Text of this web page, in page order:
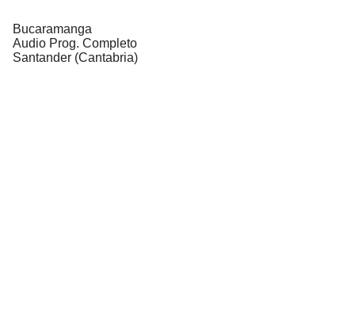
Bucaramanga
Audio Prog. Completo
Santander (Cantabria)